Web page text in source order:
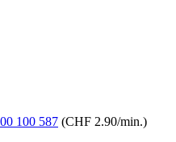
100 587 (CHF 2.90/min.)